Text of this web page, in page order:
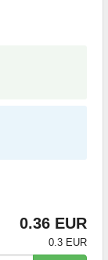
0.36 EUR
0.3 EUR